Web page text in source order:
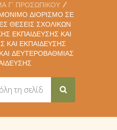
Γ’ ΠΡΟΣΩΠΙΚΟΎ
ΔΙΟΡΙΣΜΌ ΣΕ
ΘΈΣΕΙΣ ΣΧΟΛΙΚΏΝ
ΕΚΠΑΊΔΕΥΣΗΣ ΚΑΙ
ΚΑΙ ΕΚΠΑΊΔΕΥΣΗΣ
ΔΕΥΤΕΡΟΒΆΘΜΙΑΣ